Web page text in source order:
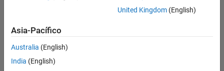
United Kingdom(English)
Asia-Pacífico
Australia (English)
India (English)
Probar o comprar
Aprender a utilizar